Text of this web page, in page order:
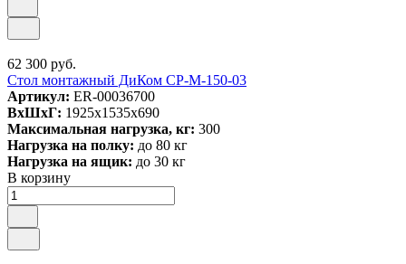
62 300 руб.
Стол монтажный ДиКом СР-М-150-03
Артикул: ER-00036700
ВxШxГ: 1925x1535x690
Максимальная нагрузка, кг: 300
Нагрузка на полку: до 80 кг
Нагрузка на ящик: до 30 кг
В корзину